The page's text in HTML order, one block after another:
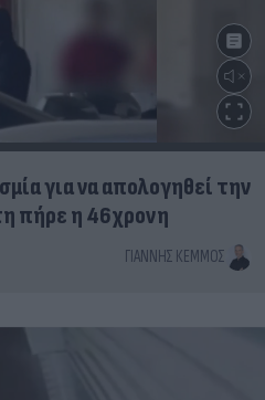
για να απολογηθεί την
πήρε η 46χρονη
ΓΙΆΝΝΗΣ ΚΈΜΜΟΣ